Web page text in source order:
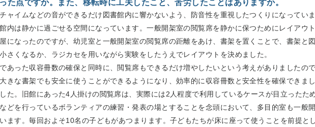
た点ですか。また、移転時に工夫したこと、苦労したことはありますか。
ャイムなどの音ができるだけ図書館内に響かないよう、防音性を重視したつくりになってい
内は静かに過ごせる空間になっています。一般開架室の閲覧席を静かに保つためにレイアウ
になったのですが、幼児室と一般開架室の閲覧席の距離をあけ、書架を置くことで、書架と
さくなるか、ラジカセを用いながら実験をしたうえでレイアウトを決めました。
あった収容冊数の確保と同時に、閲覧席もできるだけ増やしたいという考えがありましたの
きな書架でも安全に使うことができるようになり、効率的に収容冊数と安全性を確保できま
た。旧館にあった4人掛けの閲覧席は、実際には2人程度で利用しているケースが目立ったた
どを行っているボランティアの練習・発表の場とすることを念頭において、多目的室も一般
ます。毎回およそ10名の子どもがあつまります。子どもたちが床に座って使うことを前提